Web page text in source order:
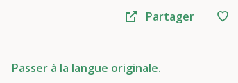
Partager
Passer à la langue originale.